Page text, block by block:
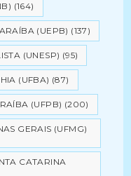
(164)
(UEPB) (137)
(UNESP) (95)
(UFBA) (87)
(UFPB) (200)
GERAIS (UFMG)
CATARINA